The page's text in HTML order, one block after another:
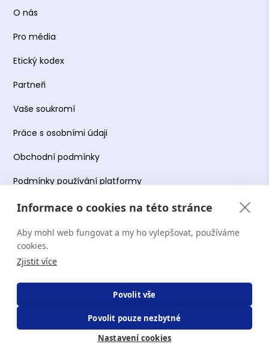
Informace o cookies na této stránce
Aby mohl web fungovat a my ho vylepšovat, používáme
cookies.
Zjistit více
Povolit vše
Povolit pouze nezbytné
Nastavení cookies
O nás
Pro média
Etický kodex
Partneři
Vaše soukromí
Práce s osobními údaji
Obchodní podmínky
Podmínky používání platformy
Copyright Terapie CZ s.r.o. 2026. Všechna práva
vyhrazena. Web provozuje Terapie CZ s.r.o. IČO: